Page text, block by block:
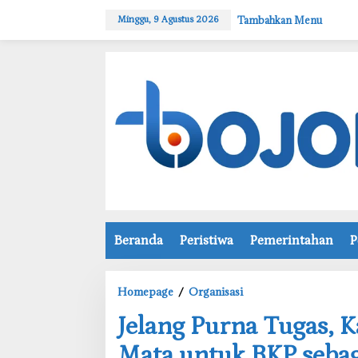
w
Minggu, 9 Agustus 2026 Tambahkan Menu
Beranda Peristiwa Pemerintahan
Homepage / OrganisasiJ
l
Jelang Purna Tugas,